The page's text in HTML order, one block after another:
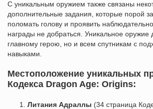
С уникальным оружием также связаны
дополнительные задания, которые порой
поломать голову и проявить
награды не добраться. Уникальное оружие
главному герою, но и всем спутникам с
навыками.
Местоположение уникальных
Кодекса Dragon Age: Origins:
Литания Адраллы (34 страница